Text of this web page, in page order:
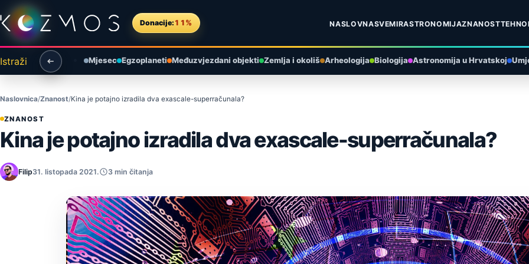
Preskoči na sadržaj
Donacije: 11% NASLOVNASVEMIRASTRONOMIJAZNANOST
Istraži Mjesec Egzoplaneti Međuzvjezdani objekti Zemlja i okoliš Arheologija Biologija Astronomija u Hrvatskoj
Naslovnica Znanost Kina je potajno izradila dva exascale-superračunala?
ZNANOST
Kina je potajno izradila dva exascale-superračunala?
Filip31. listopada 2021. 3 min čitanja